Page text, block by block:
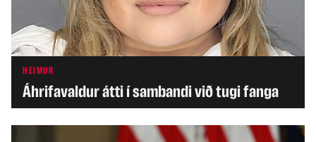
HEIMUR
Áhrifavaldur átti í sambandi við tugi fanga